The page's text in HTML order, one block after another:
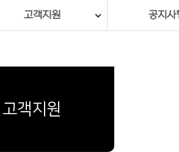
고객지원 공지사
고객지원